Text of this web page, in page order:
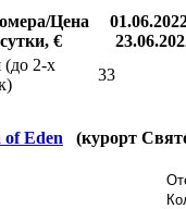
Цена
€
(до 2-х
33
of Eden (курорт